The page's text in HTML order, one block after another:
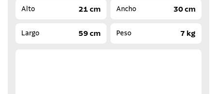
Alto 21 cm Ancho 30 cm
Largo 59 cm Peso 7 kg